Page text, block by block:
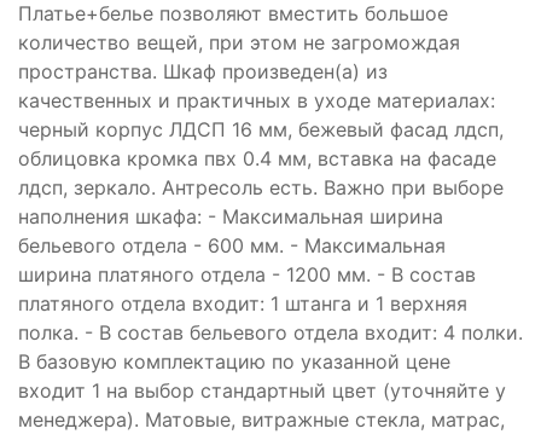
Платье+белье позволяют вместить большое
количество вещей, при этом не загромождая
пространства. Шкаф произведен(а) из
качественных и практичных в уходе материалах:
черный корпус ЛДСП 16 мм, бежевый фасад лдсп,
облицовка кромка пвх 0.4 мм, вставка на фасаде
лдсп, зеркало. Антресоль есть. Важно при выборе
наполнения шкафа: - Максимальная ширина
бельевого отдела - 600 мм. - Максимальная
ширина платяного отдела - 1200 мм. - В состав
платяного отдела входит: 1 штанга и 1 верхняя
полка. - В состав бельевого отдела входит: 4 полки.
В базовую комплектацию по указанной цене
входит 1 на выбор стандартный цвет (уточняйте у
менеджера). Матовые, витражные стекла, матрас,